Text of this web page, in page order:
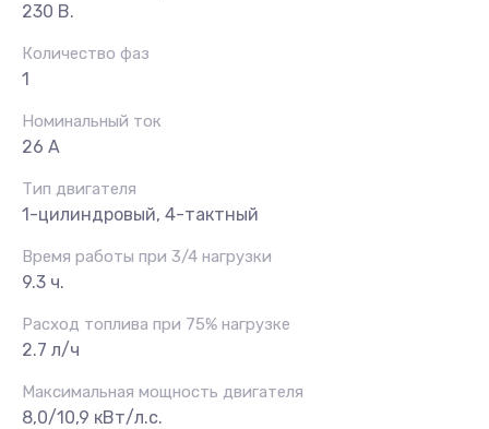
230 В.
Количество фаз
1
Номинальный ток
26 А
Тип двигателя
1-цилиндровый, 4-тактный
Время работы при 3/4 нагрузки
9.3 ч.
Расход топлива при 75% нагрузке
2.7 л/ч
Максимальная мощность двигателя
8,0/10,9 кВт/л.с.